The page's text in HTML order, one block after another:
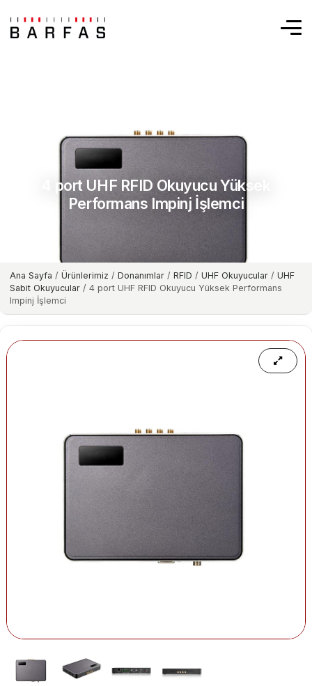
4 port UHF RFID Okuyucu Yüksek
Performans Impinj İşlemci
Ana Sayfa / Ürünlerimiz / Donanımlar / RFID / UHF Okuyucular / UHF
Sabit Okuyucular / 4 port UHF RFID Okuyucu Yüksek Performans
Impinj İşlemci